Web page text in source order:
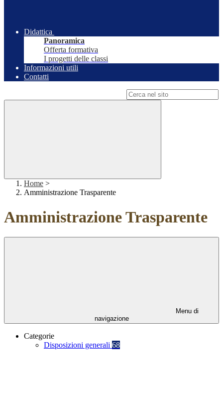
Didattica
Panoramica
Offerta formativa
I progetti delle classi
Informazioni utili
Contatti
Home >
Amministrazione Trasparente
Amministrazione Trasparente
Menu di
navigazione
Categorie
Disposizioni generali 68